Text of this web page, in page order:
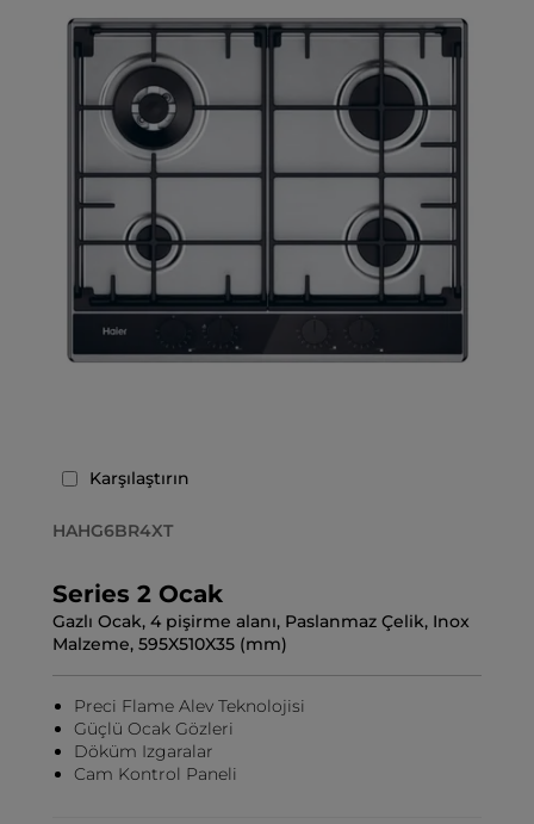
Karşılaştırın
HAHG6BR4XT
Series 2 Ocak
Gazlı Ocak, 4 pişirme alanı, Paslanmaz Çelik, Inox
Malzeme, 595X510X35 (mm)
Preci Flame Alev Teknolojisi
Güçlü Ocak Gözleri
Döküm Izgaralar
Cam Kontrol Paneli